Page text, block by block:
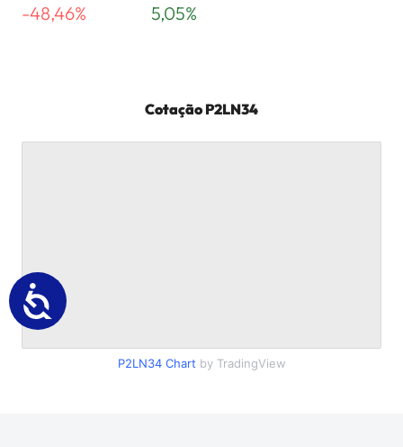
-48,46% 5,05%
CotaçãoP2LN34
P2LN34Chart by TradingView